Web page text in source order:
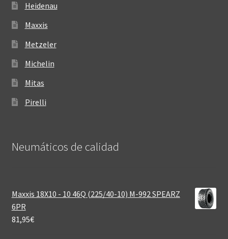
Heidenau
Maxxis
Metzeler
Michelin
Mitas
Pirelli
Neumáticos de calidad‎
Maxxis 18X10 - 10 46Q (225/40-10) M-992 SPEARZ
6PR
81,95€